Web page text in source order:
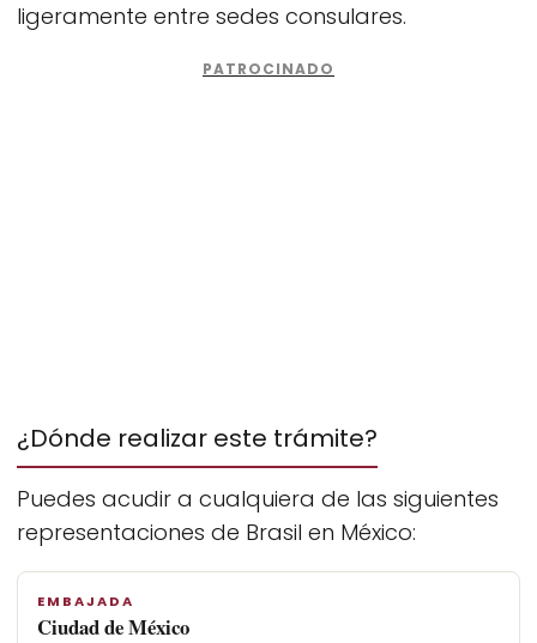
ligeramente entre sedes consulares.
¿Dónde realizar este trámite?
Puedes acudir a cualquiera de las siguientes
representaciones de Brasil en México:
EMBAJADA
Ciudad de México